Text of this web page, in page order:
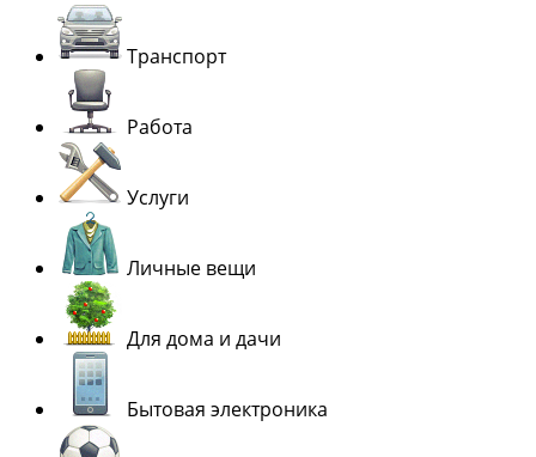
Транспорт
Работа
Услуги
Личные вещи
Для дома и дачи
Бытовая электроника